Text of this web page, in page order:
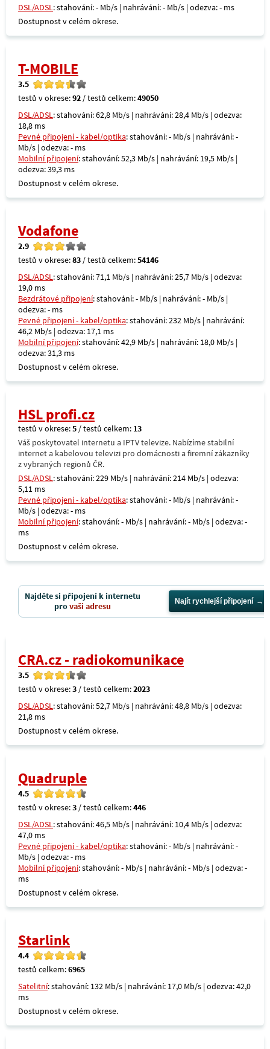
DSL/ADSL: stahování: - Mb/s | nahrávání: - Mb/s | odezva: - ms
Dostupnost v celém okrese.
T-MOBILE
3.5
testů v okrese:92 / testů celkem:49050
DSL/ADSL: stahování: 62,8 Mb/s | nahrávání: 28,4 Mb/s | odezva:
18,8 ms
Pevné připojení - kabel/optika: stahování: - Mb/s | nahrávání: -
Mb/s | odezva: - ms
Mobilní připojení: stahování: 52,3 Mb/s | nahrávání: 19,5 Mb/s |
odezva: 39,3 ms
Dostupnost v celém okrese.
Vodafone
2.9
testů v okrese:83 / testů celkem:54146
DSL/ADSL: stahování: 71,1 Mb/s | nahrávání: 25,7 Mb/s | odezva:
19,0 ms
Bezdrátové připojení: stahování: - Mb/s | nahrávání: - Mb/s |
odezva: - ms
Pevné připojení - kabel/optika: stahování: 232 Mb/s | nahrávání:
46,2 Mb/s | odezva: 17,1 ms
Mobilní připojení: stahování: 42,9 Mb/s | nahrávání: 18,0 Mb/s |
odezva: 31,3 ms
Dostupnost v celém okrese.
HSL profi.cz
testů v okrese:5 / testů celkem: 13
Váš poskytovatel internetu a IPTV televize. Nabízíme stabilní
internet a kabelovou televizi pro domácnosti a firemní zákazníky
z vybraných regionů ČR.
DSL/ADSL: stahování: 229 Mb/s | nahrávání: 214 Mb/s | odezva:
5,11 ms
Pevné připojení - kabel/optika: stahování: - Mb/s | nahrávání: -
Mb/s | odezva: - ms
Mobilní připojení: stahování: - Mb/s | nahrávání: - Mb/s | odezva: -
ms
Dostupnost v celém okrese.
Najděte si připojení k internetu
provaši adresu Najít rychlejší připojení
CRA.cz - radiokomunikace
3.5
testů v okrese:3 / testů celkem:2023
DSL/ADSL: stahování: 52,7 Mb/s | nahrávání: 48,8 Mb/s | odezva:
21,8 ms
Dostupnost v celém okrese.
Quadruple
4.5
testů v okrese:3 / testů celkem:446
DSL/ADSL: stahování: 46,5 Mb/s | nahrávání: 10,4 Mb/s | odezva:
47,0 ms
Pevné připojení - kabel/optika: stahování: - Mb/s | nahrávání: -
Mb/s | odezva: - ms
Mobilní připojení: stahování: - Mb/s | nahrávání: - Mb/s | odezva: -
ms
Dostupnost v celém okrese.
Starlink
4.4
testů celkem:6965
Satelitní: stahování: 132 Mb/s | nahrávání: 17,0 Mb/s | odezva: 42,0
ms
Dostupnost v celém okrese.